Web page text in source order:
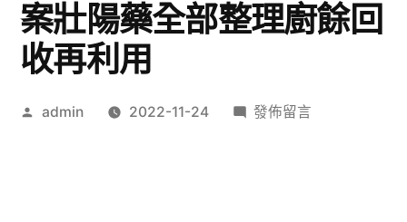
案壯陽藥全部整理廚餘回
收再利用
作
admin 2022-11-24
在
發佈留言